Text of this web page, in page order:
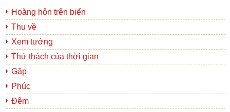
Hoàng hôn trên biển
Thu về
Xem tướng
Thử thách của thời gian
Gặp
Phúc
Đêm